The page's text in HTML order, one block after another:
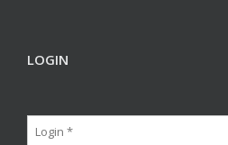
LOGIN